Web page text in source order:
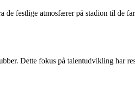
festlige atmosfærer på stadion til de
Dette fokus på talentudvikling har